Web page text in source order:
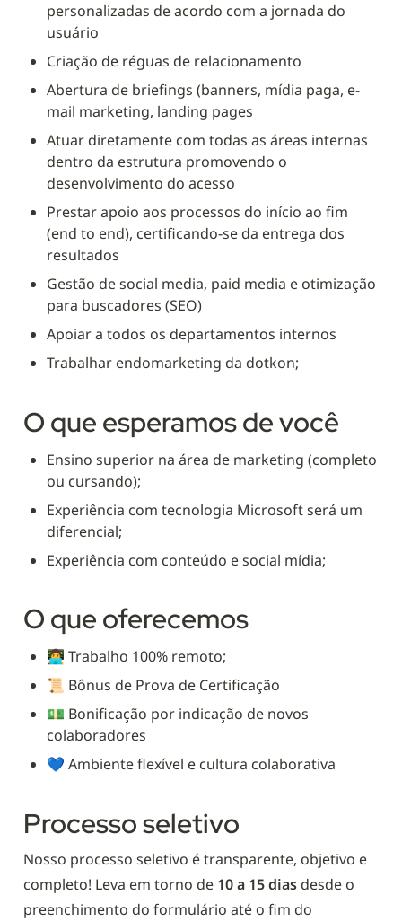
personalizadas de acordo com a jornada do
usuário
Criação de réguas de relacionamento
Abertura de briefings (banners, mídia paga, e-
mail marketing, landing pages
Atuar diretamente com todas as áreas internas
dentro da estrutura promovendo o
desenvolvimento do acesso
Prestar apoio aos processos do início ao fim
(end to end), certificando-se da entrega dos
resultados
Gestão de social media, paid media e otimização
para buscadores (SEO)
Apoiar a todos os departamentos internos
Trabalhar endomarketing da dotkon;
O que esperamos de você
Ensino superior na área de marketing (completo
ou cursando);
Experiência com tecnologia Microsoft será um
diferencial;
Experiência com conteúdo e social mídia;
O que oferecemos
👩‍💻 Trabalho 100% remoto;
📜 Bônus de Prova de Certificação
💵 Bonificação por indicação de novos
colaboradores
💙 Ambiente flexível e cultura colaborativa
Processo seletivo
Nosso processo seletivo é transparente, objetivo e
completo! Leva em torno de 10 a 15 dias desde o
preenchimento do formulário até o fim do